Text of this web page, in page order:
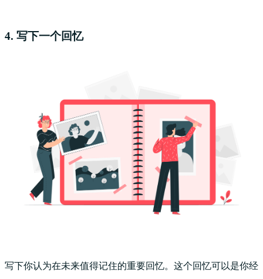
4. 写下一个回忆
写下你认为在未来值得记住的重要回忆。这个回忆可以是你经